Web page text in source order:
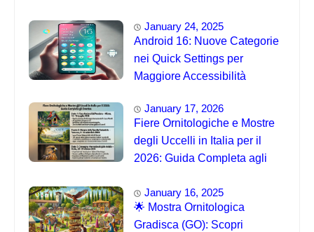
January 24, 2025
Android 16: Nuove Categorie
nei Quick Settings per
Maggiore Accessibilità
January 17, 2026
Fiere Ornitologiche e Mostre
degli Uccelli in Italia per il
2026: Guida Completa agli
January 16, 2025
🌟 Mostra Ornitologica
Gradisca (GO): Scopri